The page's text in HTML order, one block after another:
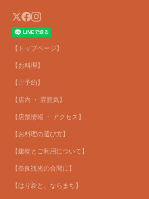
【トップページ】
【お料理】
【ご予約】
【店内 ・ 雰囲気】
【店舗情報 ・ アクセス】
【お料理の選び方】
【建物とご利用について】
【奈良観光の合間に】
【はり新と、ならまち】